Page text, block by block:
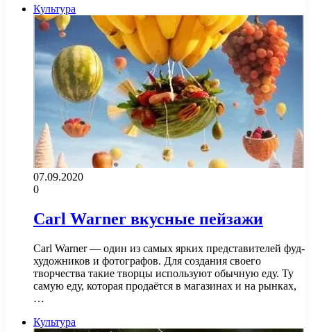
Культура
07.09.2020
0
Carl Warner вкусные пейзажи
Carl Warner — один из самых ярких представителей фуд-
художников и фотографов. Для создания своего
творчества такие творцы используют обычную еду. Ту
самую еду, которая продаётся в магазинах и на рынках,
…
Культура